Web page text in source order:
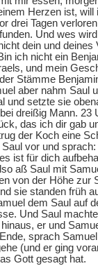
Herzen ist, will
drei Tagen
Und wes
dein und
ich nicht ein
und mein
Stämme
aber nahm Saul
und setzte sie
dreißig Mann. 23
das ich dir gab
der Koch eine
vor und
ist für dich
aß Saul mit
von der Höhe zur
sie standen früh
dem Saul auf
Und Saul
er und
sprach
(und er ging
Gott gesagt hat.